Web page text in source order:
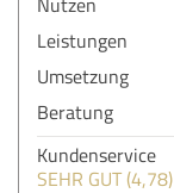
Leistungen
Umsetzung
Beratung
Kundenservice
SEHR GUT (4,78)